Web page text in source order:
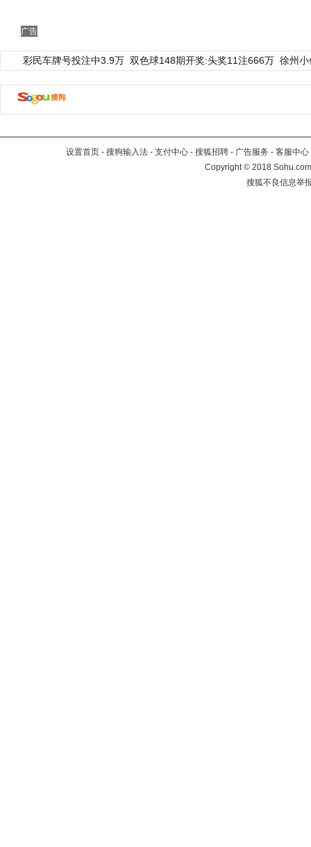
广告
彩民车牌号投注中3.9万 双色球148期开奖:头奖11注666万 徐州
设置首页 - 搜狗输入法 - 支付中心 - 搜狐招聘 - 广告服务 - 客服中心
Copyright©2018
搜狐不良信息举